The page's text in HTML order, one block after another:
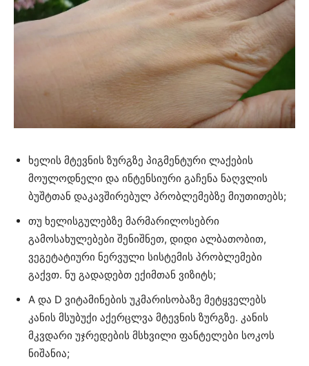
ხელის მტევნის ზურგზე პიგმენტური ლაქების
მოულოდნელი და ინტენსიური გაჩენა ნაღვლის
ბუშტთან დაკავშირებულ პრობლემებზე მიუთითებს;
თუ ხელისგულებზე მარმარილოსებრი
გამოსახულებები შენიშნეთ, დიდი ალბათობით,
ვეგეტატიური ნერვული სისტემის პრობლემები
გაქვთ. ნუ გადადებთ ექიმთან ვიზიტს;
A და D ვიტამინების უკმარისობაზე მეტყველებს
კანის მსუბუქი აქერცლვა მტევნის ზურგზე. კანის
მკვდარი უჯრედების მსხვილი ფანტელები სოკოს
ნიშანია;